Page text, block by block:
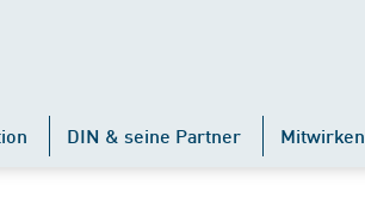
DIN & seine Partner Mitwirken